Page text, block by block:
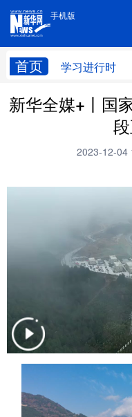
手机版
首页 学习进行时
手机版
学习进行时 高层
财经
中央文
学术中国 乡村振
城市 旅游
彩票 娱乐
新华全媒+丨国
2023-12-04